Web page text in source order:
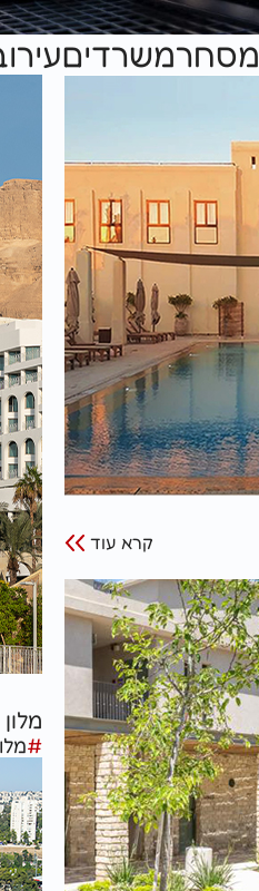
מסחרמשרדים
קרא עוד
#